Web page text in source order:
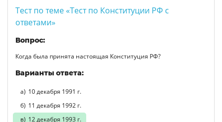
Тест по теме «Тест по Конституции РФ с
ответами»
Вопрос:
Когда была принята настоящая Конституция РФ?
Варианты ответа:
10 декабря 1991 г.
11 декабря 1992 г.
12 декабря 1993 г.